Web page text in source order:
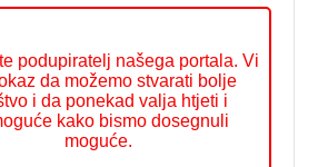
podupiratelj našega portala. Vi
da možemo stvarati bolje
i da ponekad valja htjeti i
kako bismo dosegnuli
moguće.